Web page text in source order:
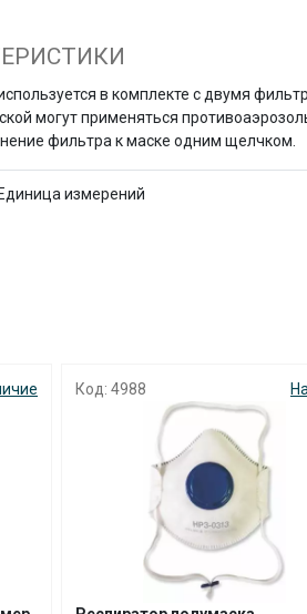
в комплекте с двумя
могут применяться
фильтра к маске одним щелчком.
измерений
Код: 4988
Оставшиеся 75
с вашей карты
недели
8